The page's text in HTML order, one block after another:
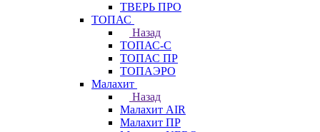
ТВЕРЬ ПРО
ТОПАС
Назад
ТОПАС-С
ТОПАС ПР
ТОПАЭРО
Малахит
Назад
Малахит AIR
Малахит ПР